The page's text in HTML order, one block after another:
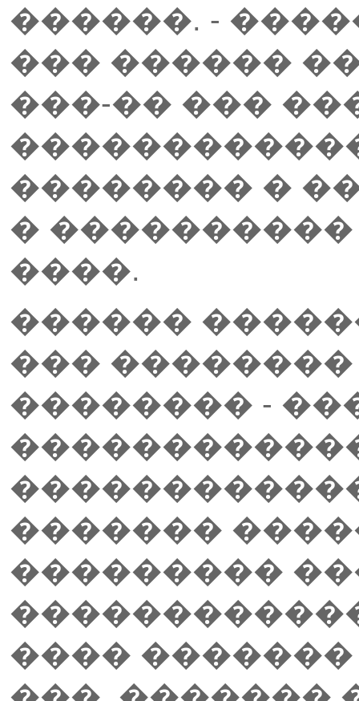
������. -
��� ������
���-�� ���
�������� �
�
����.
������
��� ��������
�������� -
�������
���������
����